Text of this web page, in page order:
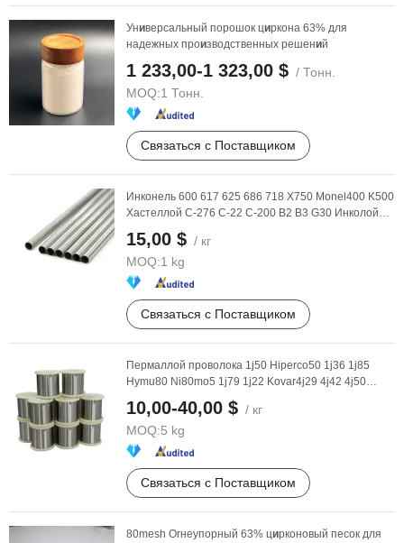
Универсальный порошок циркона 63% для
надежных производственных решений
1 233,00-1 323,00 $ / Тонн.
MOQ:1 Тонн.
Связаться с Поставщиком
Инконель 600 617 625 686 718 X750 Monel400 K500
Хастеллой C-276 C-22 C-200 B2 B3 G30 Инколой
15,00 $ / кг
MOQ:1 kg
Связаться с Поставщиком
Пермаллой проволока 1j50 Hiperco50 1j36 1j85
Hymu80 Ni80mo5 1j79 1j22 Kovar4j29 4j42 4j50
10,00-40,00 $ / кг
MOQ:5 kg
Связаться с Поставщиком
80mesh Огнеупорный 63% цирконовый песок для